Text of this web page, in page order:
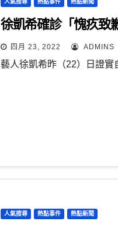
人氣搜尋 熱點事件 熱點新聞
徐凱希確診「愧疚致
四月 23, 2022 ADMINS
藝人徐凱希昨（22）日證
人氣搜尋 熱點事件 熱點新聞